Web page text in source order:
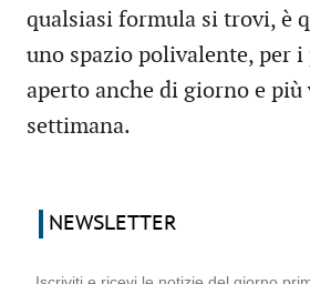
qualsiasi formula si trovi, è
uno spazio polivalente, per
aperto anche di giorno e più
settimana.
NEWSLETTER